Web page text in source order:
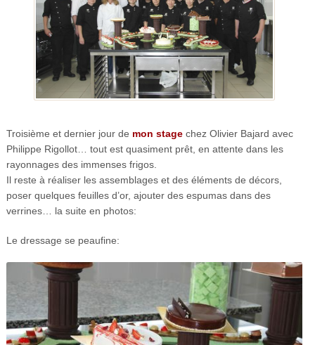
Troisième et dernier jour de mon stagechez Olivier Bajard avec
Philippe Rigollot… tout est quasiment prêt, en attente dans les
rayonnages des immenses frigos.
Il reste à réaliser les assemblages et des éléments de décors,
poser quelques feuilles d’or, ajouter des espumas dans des
verrines… la suite en photos:
Le dressage se peaufine: